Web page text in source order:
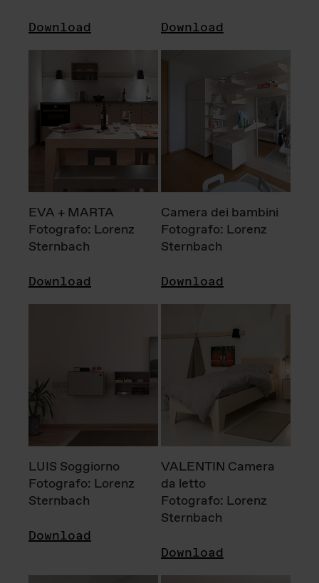
Download Download
EVA + MARTA
Fotografo: Lorenz
Sternbach
Download
Camera dei bambini
Fotografo: Lorenz
Sternbach
Download
LUIS Soggiorno
Fotografo: Lorenz
Sternbach
Download
VALENTIN Camera
da letto
Fotografo: Lorenz
Sternbach
Download